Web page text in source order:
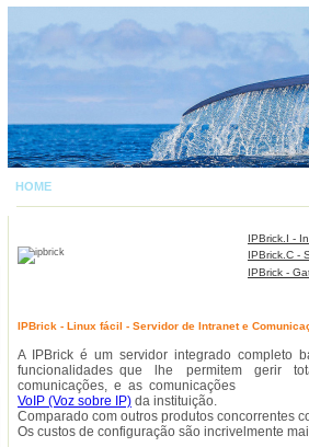
HOME
IPBrick.I -
IPBrick.C -
IPBrick -
IPBrick - Linux fácil - Servidor de Intranet e
A IPBrick é um servidor integrado completo
funcionalidades que lhe permitem gerir
comunicações, e as comunicações
VoIP (Voz sobre IP) da instituição.
Comparado com outros produtos concorrentes
Os custos de configuração são incrivelmente